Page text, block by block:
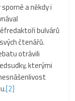
a někdy i
bulvárů
čtenářů.
otrávili
kterými
[2]